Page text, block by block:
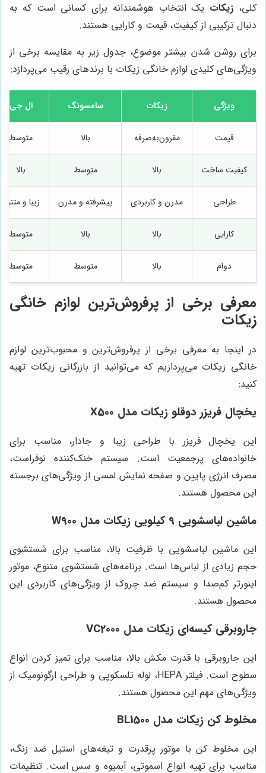
کلی، زیکات یک انتخاب هوشمندانه برای کسانی است که به
دنبال ترکیبی از کیفیت، قیمت و کارایی هستند.
برای روشن شدن بیشتر موضوع، جدول زیر به مقایسه برخی از
ویژگی‌های کلیدی لوازم خانگی زیکات با برندهای رقیب می‌پردازد:
ویژگی زیکات سامسونگ ال جی
قیمت مقرون‌به‌صرفه بالا متوسط
کیفیت ساخت بالا متوسط بالا
طراحی مدرن و کاربردی پیشرفته و مدرن زیبا و متنوع
کارایی بالا بالا متوسط
دوام بالا متوسط متوسط
معرفی برخی از پرفروش‌ترین لوازم خانگی
زیکات
در اینجا به معرفی برخی از پرفروش‌ترین و محبوب‌ترین لوازم
خانگی زیکات می‌پردازیم که می‌توانید از بازرگانی زیکات تهیه
کنید:
یخچال فریزر دوقلو زیکات مدل X500
این یخچال فریزر با طراحی زیبا و جادار، مناسب برای
خانواده‌های پرجمعیت است. سیستم خنک‌کننده نوفراست،
مصرف انرژی پایین و صفحه نمایش لمسی از ویژگی‌های برجسته
این محصول هستند.
ماشین لباسشویی 9 کیلویی زیکات مدل W900
این ماشین لباسشویی با ظرفیت بالا، مناسب برای شستشوی
حجم زیادی از لباس‌ها است. برنامه‌های شستشوی متنوع، موتور
اینورتر کم‌صدا و سیستم ضد چروک از ویژگی‌های کاربردی این
محصول هستند.
جاروبرقی کیسه‌ای زیکات مدل VC2000
این جاروبرقی با قدرت مکش بالا، مناسب برای تمیز کردن انواع
سطوح است. فیلتر HEPA، لوله تلسکوپی و طراحی ارگونومیک از
ویژگی‌های مهم این محصول هستند.
مخلوط کن زیکات مدل BL1500
این مخلوط کن با موتور پرقدرت و تیغه‌های استیل ضد زنگ،
مناسب برای تهیه انواع اسموتی، آبمیوه و سس است. تنظیمات